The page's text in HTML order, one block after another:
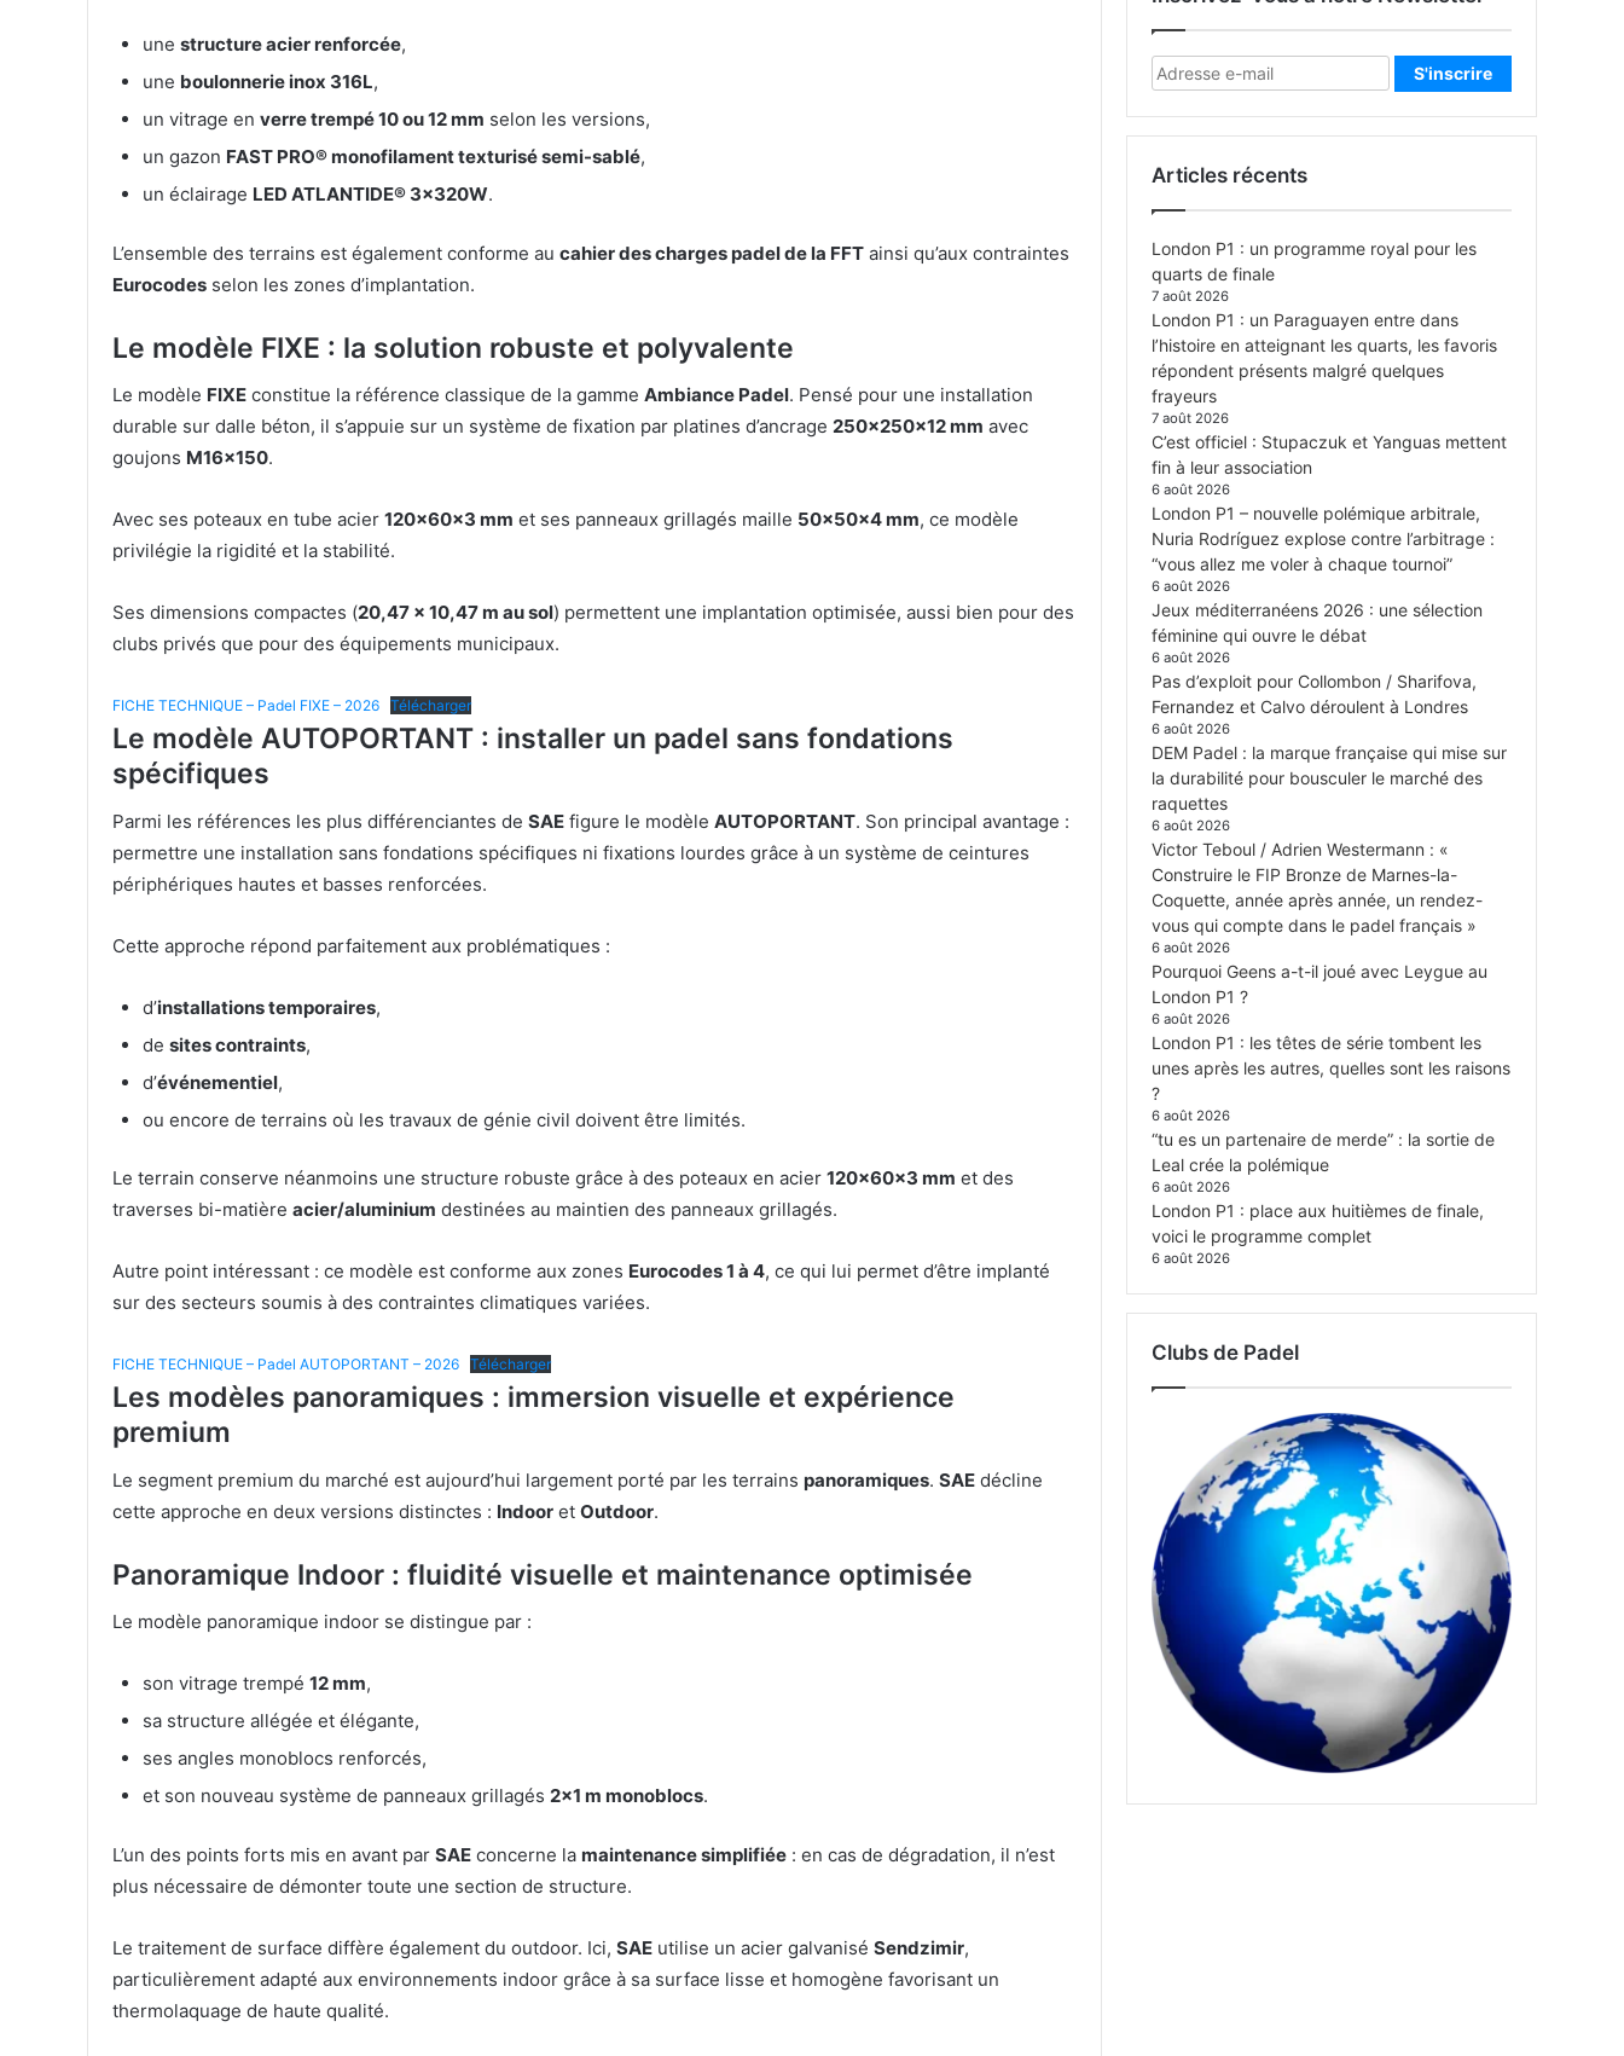
une structure acier renforcée,
une boulonnerie inox 316L,
un vitrage en verre trempé 10 ou 12 mm selon les versions,
un gazon FAST PRO® monofilament texturisé semi-sablé,
un éclairage LED ATLANTIDE® 3x320W.
L’ensemble des terrains est également conforme au cahier des charges padel de la FFT ainsi qu’aux contraintes
Eurocodes selon les zones d’implantation.
Le modèle FIXE : la solution robuste et polyvalente
Le modèle FIXE constitue la référence classique de la gamme Ambiance Padel. Pensé pour une installation
durable sur dalle béton, il s’appuie sur un système de fixation par platines d’ancrage 250x250x12 mm avec
goujons M16x150.
Avec ses poteaux en tube acier 120x60x3 mm et ses panneaux grillagés maille 50x50x4 mm, ce modèle
privilégie la rigidité et la stabilité.
Ses dimensions compactes (20,47 x 10,47 m au sol) permettent une implantation optimisée, aussi bien pour des
clubs privés que pour des équipements municipaux.
FICHE TECHNIQUE – Padel FIXE – 2026 Télécharger
Le modèle AUTOPORTANT : installer un padel sans fondations
spécifiques
Parmi les références les plus différenciantes de SAE figure le modèle AUTOPORTANT. Son principal avantage :
permettre une installation sans fondations spécifiques ni fixations lourdes grâce à un système de ceintures
périphériques hautes et basses renforcées.
Cette approche répond parfaitement aux problématiques :
d’installations temporaires,
de sites contraints,
d’événementiel,
ou encore de terrains où les travaux de génie civil doivent être limités.
Le terrain conserve néanmoins une structure robuste grâce à des poteaux en acier 120x60x3 mm et des
traverses bi-matière acier/aluminium destinées au maintien des panneaux grillagés.
Autre point intéressant : ce modèle est conforme aux zones Eurocodes 1 à 4, ce qui lui permet d’être implanté
sur des secteurs soumis à des contraintes climatiques variées.
FICHE TECHNIQUE – Padel AUTOPORTANT – 2026 Télécharger
Les modèles panoramiques : immersion visuelle et expérience
premium
Le segment premium du marché est aujourd’hui largement porté par les terrains panoramiques. SAE décline
cette approche en deux versions distinctes : Indoor et Outdoor.
Panoramique Indoor : fluidité visuelle et maintenance optimisée
Le modèle panoramique indoor se distingue par :
son vitrage trempé 12 mm,
sa structure allégée et élégante,
ses angles monoblocs renforcés,
et son nouveau système de panneaux grillagés 2×1 m monoblocs.
L’un des points forts mis en avant par SAE concerne la maintenance simplifiée : en cas de dégradation, il n’est
plus nécessaire de démonter toute une section de structure.
Le traitement de surface diffère également du outdoor. Ici, SAE utilise un acier galvanisé Sendzimir,
particulièrement adapté aux environnements indoor grâce à sa surface lisse et homogène favorisant un
thermolaquage de haute qualité.
Articles récents
London P1 : un programme royal pour les
quarts de finale
7 août 2026
London P1 : un Paraguayen entre dans
l’histoire en atteignant les quarts, les favoris
répondent présents malgré quelques
frayeurs
7 août 2026
C’est officiel : Stupaczuk et Yanguas mettent
fin à leur association
6 août 2026
London P1 – nouvelle polémique arbitrale,
Nuria Rodríguez explose contre l’arbitrage :
“vous allez me voler à chaque tournoi”
6 août 2026
Jeux méditerranéens 2026 : une sélection
féminine qui ouvre le débat
6 août 2026
Pas d’exploit pour Collombon / Sharifova,
Fernandez et Calvo déroulent à Londres
6 août 2026
DEM Padel : la marque française qui mise sur
la durabilité pour bousculer le marché des
raquettes
6 août 2026
Victor Teboul / Adrien Westermann : «
Construire le FIP Bronze de Marnes-la-
Coquette, année après année, un rendez-
vous qui compte dans le padel français »
6 août 2026
Pourquoi Geens a-t-il joué avec Leygue au
London P1 ?
6 août 2026
London P1 : les têtes de série tombent les
unes après les autres, quelles sont les raisons
?
6 août 2026
“tu es un partenaire de merde” : la sortie de
Leal crée la polémique
6 août 2026
London P1 : place aux huitièmes de finale,
voici le programme complet
6 août 2026
Clubs de Padel